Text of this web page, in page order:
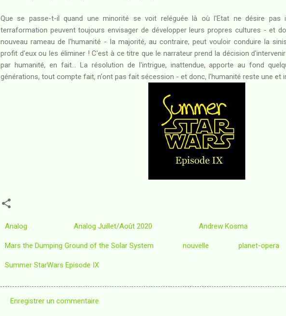
Que se passe-t-il quand une minorité se voit reléguée là où l'Etat ne désire pas
terraformation peuvent toujours envisager de développer leurs propres cultures - et
nouveau rameau de l'humanité - la majorité, au contraire, peut vouloir conduire la
profit d'eux ou les éliminer ! C'est à ce titre que le narrateur prend la décision
par humanité, en fait... La résolution de l'intrigue, inattendue, apporte au fond
générations, tout compte fait, n'ont pas fait sécession - et donc, l'humanité reste une et
Analog Analog Juillet/Août 2020 Andrew Kosma
Mars the Dumping Ground of the Solar System nouvelle planet-opera
Summer StarWars Episode IX
Enregistrer un commentaire